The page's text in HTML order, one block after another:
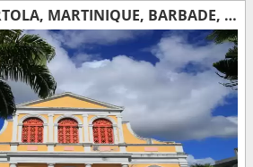
GUADELOUPE, TORTOLA, MARTINIQUE, BARBADE, SAINT VINCENT-ET-LES-GRENADINES, DOMINIQUE, ARUBA